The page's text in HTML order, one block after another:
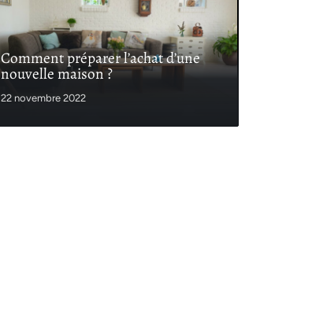
Comment préparer l’achat d’une
nouvelle maison ?
22 novembre 2022